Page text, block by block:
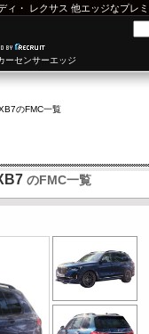
ィ ・ レクサス 他エッジなプレ
ーセンサーエッジ
のFMC一覧
のFMC一覧